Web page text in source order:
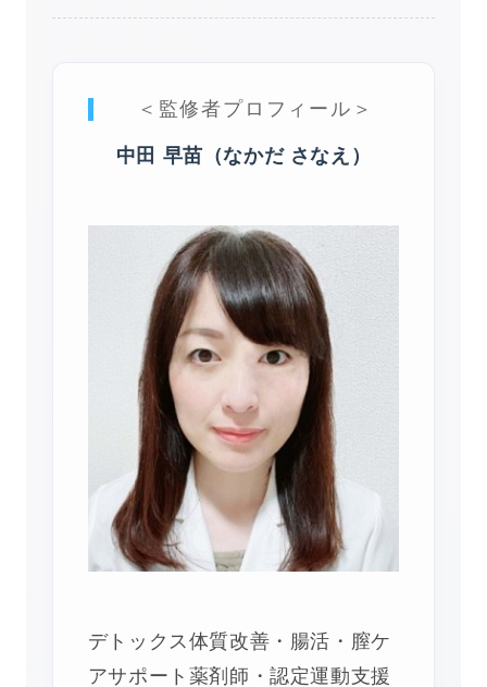
＜監修者プロフィール＞
中田 早苗（なかだ さなえ）
デトックス体質改善・腸活・膣ケ
アサポート薬剤師・認定運動支援